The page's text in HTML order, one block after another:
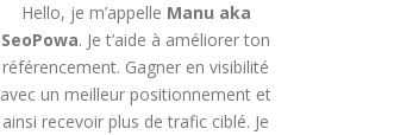
Hello, je m’appelle Manu aka
SeoPowa. Je t’aide à améliorer ton
référencement. Gagner en visibilité
avec un meilleur positionnement et
ainsi recevoir plus de trafic ciblé. Je